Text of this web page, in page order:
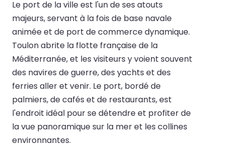
Le port de la ville est l'un de ses atouts
majeurs, servant à la fois de base navale
animée et de port de commerce dynamique.
Toulon abrite la flotte française de la
Méditerranée, et les visiteurs y voient souvent
des navires de guerre, des yachts et des
ferries aller et venir. Le port, bordé de
palmiers, de cafés et de restaurants, est
l'endroit idéal pour se détendre et profiter de
la vue panoramique sur la mer et les collines
environnantes.